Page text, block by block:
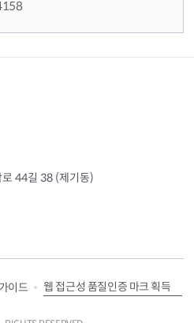
44길 38 (제기동)
이드 웹 접근성 품질인증 마크 획득